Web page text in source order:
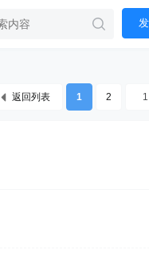
1 2
返回列表